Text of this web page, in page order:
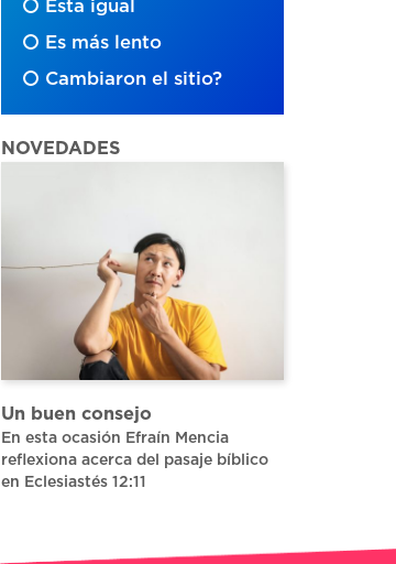
Esta igual
Es más lento
Cambiaron el sitio?
NOVEDADES
Un buen consejo
En esta ocasión Efraín Mencia
reflexiona acerca del pasaje bíblico
en Eclesiastés 12:11